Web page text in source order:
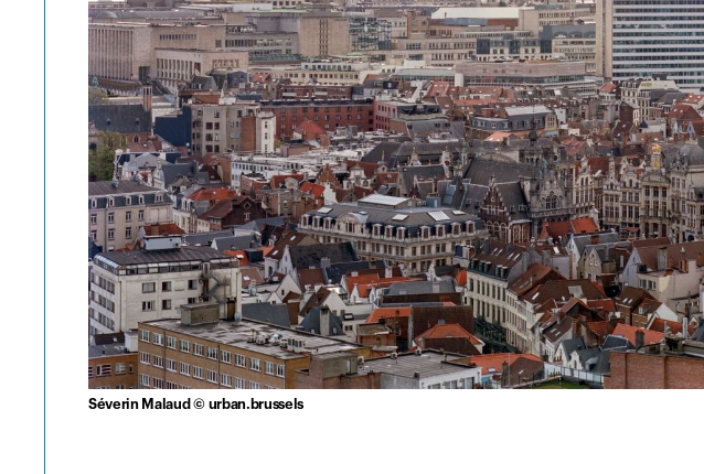
Séverin Malaud © urban.brussels